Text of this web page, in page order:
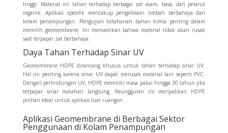
tinggi. Material ini tahan terhadap berbagai zat asam, basa, dan pelarut
organik. Aplikasi spesifik mencakup pengelolaan limbah berbahaya dan
kolam penampungan. Pengujian ketahanan bahan kimia penting dalam
memilih geomembrane. Ini memastikan bahwa material tidak akan rusak
saat terpapar zat berbahaya.
Daya Tahan Terhadap Sinar UV
Geomembrane HDPE dirancang khusus untuk tahan terhadap sinar UV.
Hal ini penting karena sinar UV dapat merusak material lain seperti PVC.
Dengan perlindungan UV, HDPE memiliki masa pakai hingga 30 tahun jika
terpapar sinar matahari langsung. Keunggulan ini menjadikan HDPE
pilihan ideal untuk aplikasi luar ruangan.
Aplikasi Geomembrane di Berbagai Sektor
Penggunaan di Kolam Penampungan